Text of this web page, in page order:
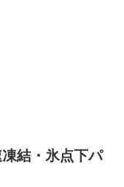
結・氷点下パ